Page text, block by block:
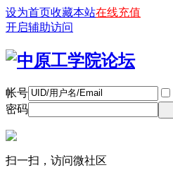
设为首页收藏本站在线充值
开启辅助访问
帐号
密码
扫一扫，访问微社区